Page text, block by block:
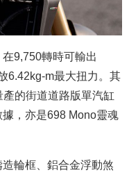
9,750轉時可輸出
6.42kg-m最大扭力。其
的街道道路版單汽缸
，亦是698 Mono靈魂
輪框、鋁合金浮動煞